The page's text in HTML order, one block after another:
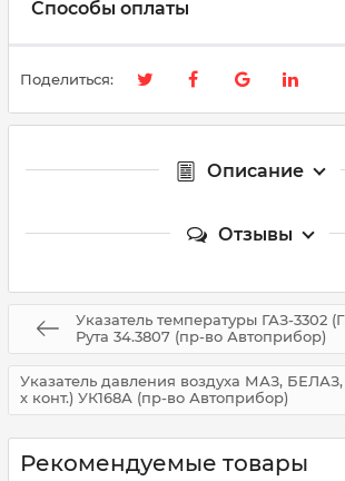
Способы оплаты
Поделиться:
Описание
Отзывы
Указатель температуры ГАЗ-3302
Рута 34.3807 (пр-во Автоприбор)
Указатель давления воздуха МАЗ,
х конт.) УК168А (пр-во Автоприбор)
Рекомендуемые товары